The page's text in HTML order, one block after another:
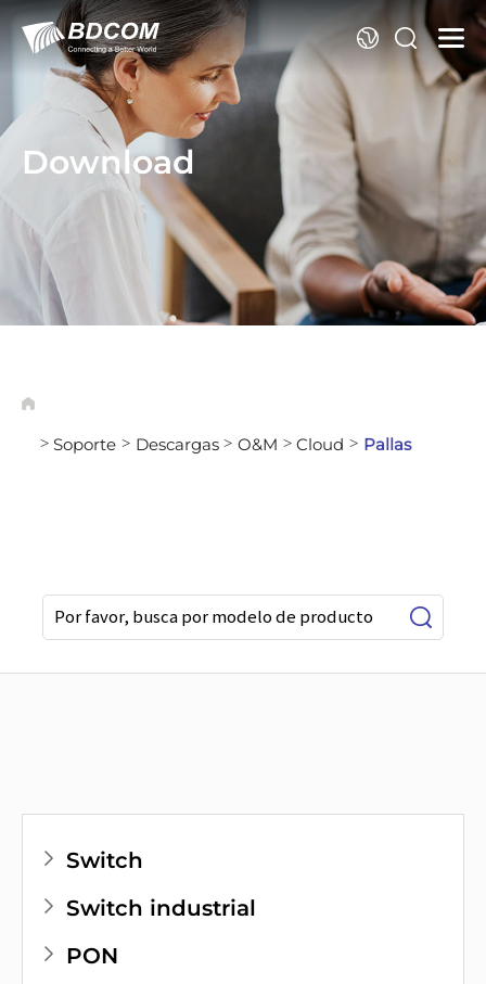
Download
> Soporte > Descargas > O&M > Cloud > Pallas
Switch
Switch industrial
PON